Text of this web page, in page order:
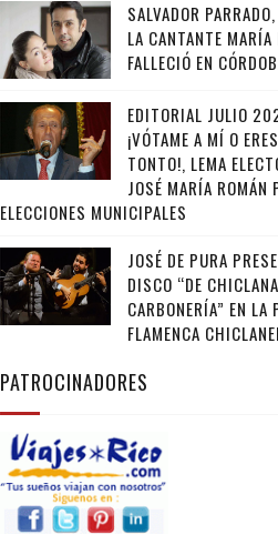
SALVADOR
LA CANTANTE MARÍA
FALLECIÓ EN
EDITORIAL JULIO
¡VÓTAME A MÍ O
TONTO!, LEMA
JOSÉ MARÍA ROMÁN
ELECCIONES MUNICIPALES
JOSÉ DE PURA
DISCO “DE
CARBONERÍA” EN LA
FLAMENCA
PATROCINADORES